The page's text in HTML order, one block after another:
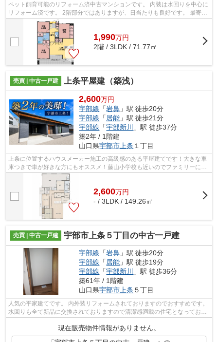
ペット飼育可能のリフォーム済中古マンションです。 内装は水回りを中心に
リフォーム済です。 2階部分ではありますが、日当たりも良好です。 最寄り
駅まで徒歩でアクセス可能、車で数...
1,990万円
2階 / 3LDK / 71.77㎡
売買 | 中古一戸建 上条平屋建（築浅）
2,600万円
宇部線 「岩鼻 」駅 徒歩20分
宇部線 「 居能 」駅 徒歩21分
宇部線 「宇部新川
」駅 徒歩37分
築2年 / 1階建
山口県宇部市 上条 １丁目
上条に位置するハウスメーカー施工の高級感のある平屋建てです！大きな車
庫つきで車が好きな方にもオススメ！藤山小学校も近いのでファミリーにも
ぴったりです。 ご興味ある方はお気軽...
2,600万円
- / 3LDK / 149.26㎡
売買 | 中古一戸建 宇部市上条５丁目の中古一戸建
宇部線 「岩鼻 」駅 徒歩20分
宇部線 「 居能 」駅 徒歩19分
宇部線 「宇部新川
」駅 徒歩36分
築61年 / 1階建
山口県宇部市 上条 ５丁目
人気の平家建てです。 内外装リフォームされておりますのでおすすめです。
水回りも全て新品に交換されておりますので清潔感満載の住宅となっており
ます。 間口の加工もされております...
現在販売物件情報がありません。